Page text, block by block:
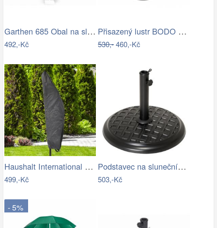
Garthen 685 Obal na slunečník s…
492,-Kč
Přisazený lustr BODO 1xE27/60W/230V…
530,-460,-Kč
Haushalt International Ochranný obal na…
499,-Kč
Podstavec na slunečník, kulatý, 15 kg
503,-Kč
- 5%